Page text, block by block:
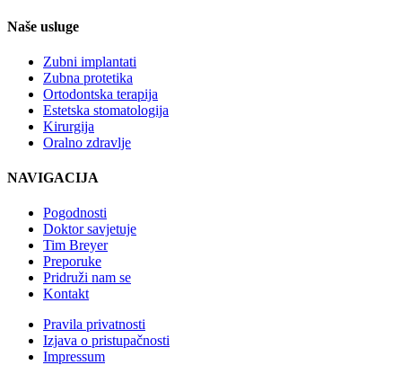
Naše usluge
Zubni implantati
Zubna protetika
Ortodontska terapija
Estetska stomatologija
Kirurgija
Oralno zdravlje
NAVIGACIJA
Pogodnosti
Doktor savjetuje
Tim Breyer
Preporuke
Pridruži nam se
Kontakt
Pravila privatnosti
Izjava o pristupačnosti
Impressum